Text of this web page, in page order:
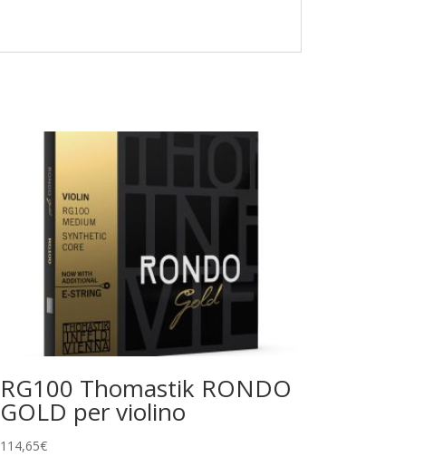
RG100 Thomastik RONDO
GOLD per violino
114,65€